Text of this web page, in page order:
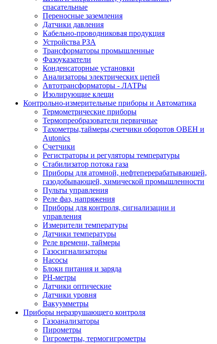
спасательные
Переносные заземления
Датчики давления
Кабельно-проводниковая продукция
Устройства РЗА
Трансформаторы промышленные
Фазоуказатели
Конденсаторные установки
Анализаторы электрических цепей
Автотрансформаторы - ЛАТРы
Изолирующие клещи
Контрольно-измерительные приборы и Автоматика
Термометрические приборы
Термопреобразователи первичные
Тахометры,таймеры,счетчики оборотов ОВЕН и
Autonics
Счетчики
Регистраторы и регуляторы температуры
Стабилизатор потока газа
Приборы для атомной, нефтеперерабатывающей,
газодобывающей, химической промышленности
Пульты управления
Реле фаз, напряжения
Приборы для контроля, сигнализации и
управления
Измерители температуры
Датчики температуры
Реле времени, таймеры
Газосигнализаторы
Насосы
Блоки питания и заряда
PH-метры
Датчики оптические
Датчики уровня
Вакуумметры
Приборы неразрушающего контроля
Газоанализаторы
Пирометры
Гигрометры, термогигрометры